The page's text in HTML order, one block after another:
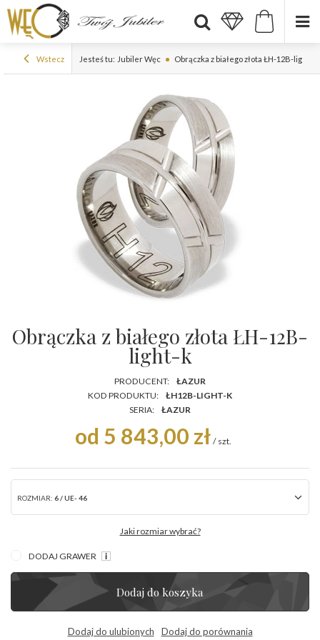
Wstecz Jesteś tu: Jubiler Węc Obrączka z białego złota ŁH-12B-light-k
Obrączka z białego złota ŁH-12B-
light-k
PRODUCENT:
ŁAZUR
KOD PRODUKTU:
ŁH12B-LIGHT-K
SERIA:
ŁAZUR
od 5 843,00 zł / szt.
ROZMIAR: 6 / UE- 46
Jaki rozmiar wybrać?
DODAJ GRAWER
Dodaj do koszyka
Dodaj do ulubionych Dodaj do porównania